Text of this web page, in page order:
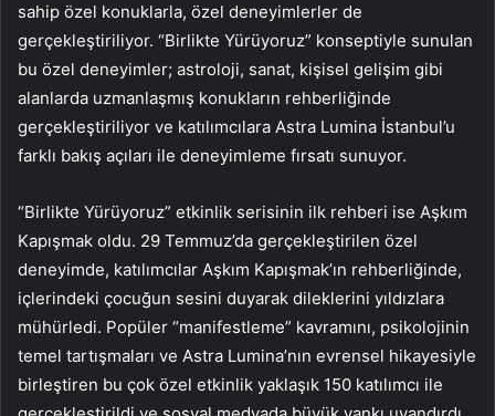
sahip özel konuklarla, özel deneyimlerler de
gerçekleştiriliyor. “Birlikte Yürüyoruz” konseptiyle sunulan
bu özel deneyimler; astroloji, sanat, kişisel gelişim gibi
alanlarda uzmanlaşmış konukların rehberliğinde
gerçekleştiriliyor ve katılımcılara Astra Lumina İstanbul’u
farklı bakış açıları ile deneyimleme fırsatı sunuyor.
“Birlikte Yürüyoruz” etkinlik serisinin ilk rehberi ise Aşkım
Kapışmak oldu. 29 Temmuz’da gerçekleştirilen özel
deneyimde, katılımcılar Aşkım Kapışmak’ın rehberliğinde,
içlerindeki çocuğun sesini duyarak dileklerini yıldızlara
mühürledi. Popüler “manifestleme” kavramını, psikolojinin
temel tartışmaları ve Astra Lumina’nın evrensel hikayesiyle
birleştiren bu çok özel etkinlik yaklaşık 150 katılımcı ile